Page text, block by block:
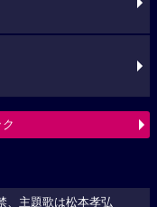
、主題歌は松本孝弘